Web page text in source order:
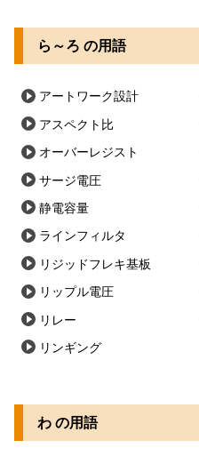
ら～ろ の用語
アートワーク設計
アスペクト比
オーバーレジスト
サージ電圧
静電容量
ラインフィルタ
リジッドフレキ基板
リップル電圧
リレー
リンギング
わ の用語